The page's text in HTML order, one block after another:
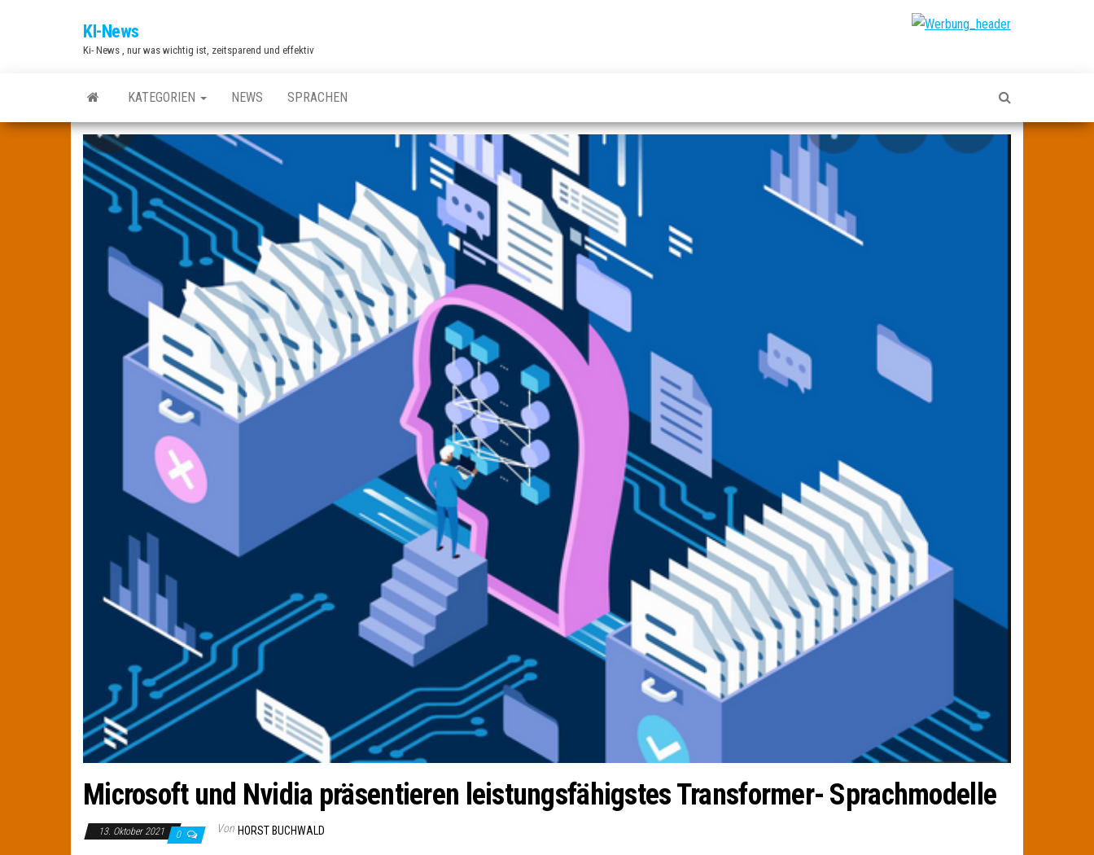
KI-News
Ki- News , nur was wichtig ist, zeitsparend und effektiv
KATEGORIEN NEWS SPRACHEN
Microsoft und Nvidia präsentieren leistungsfähigstes Transformer- Sprachmodelle
13. Oktober 2021 0 Von HORST BUCHWALD